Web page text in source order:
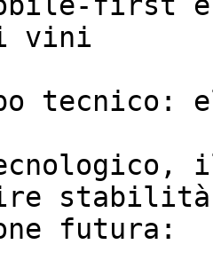
vini
tecnico:
futura: